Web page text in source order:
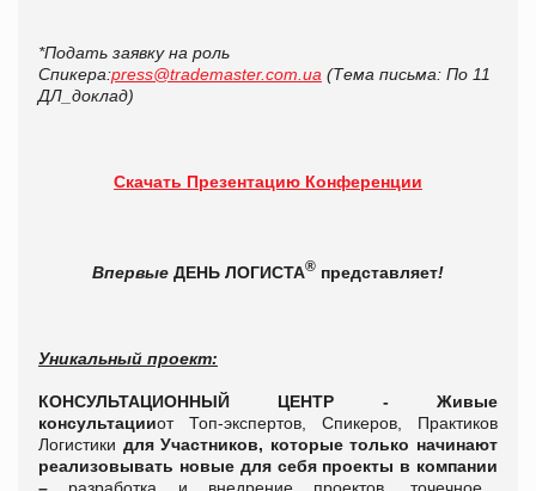
*Подать заявку на роль
Спикера:press@trademaster.com.ua (Тема письма: По 11
ДЛ_доклад)
Скачать Презентацию Конференции
Впервые ДЕНЬ ЛОГИСТА® представляет!
Уникальный проект:
КОНСУЛЬТАЦИОННЫЙ ЦЕНТР - Живые
консультацииот Топ-экспертов, Спикеров, Практиков
Логистики для Участников, которые только начинают
реализовывать новые для себя проекты в компании